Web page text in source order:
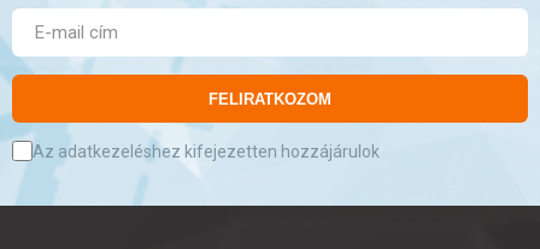
FELIRATKOZOM
Az adatkezeléshez kifejezetten hozzájárulok